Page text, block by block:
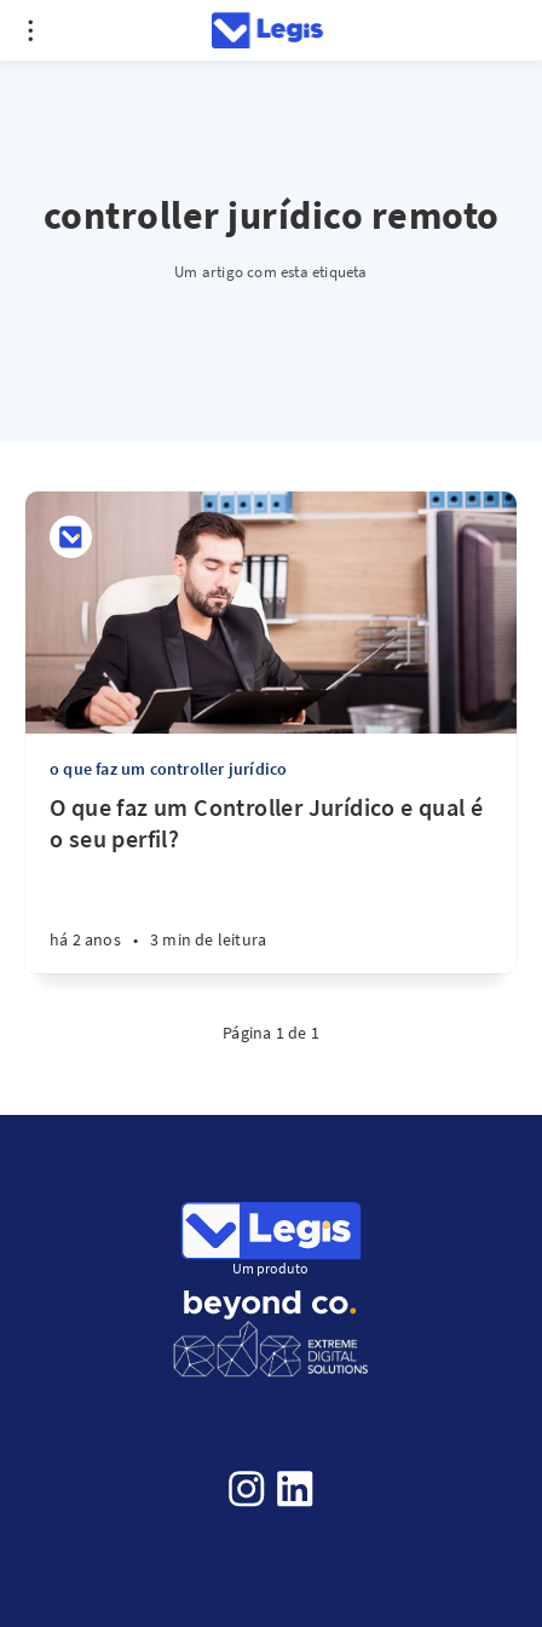
controller jurídico remoto
Um artigo com esta etiqueta
o que faz um controller jurídico
O que faz um Controller Jurídico e qual é
o seu perfil?
há 2 anos • 3 min de leitura
Página 1 de 1
Um produto